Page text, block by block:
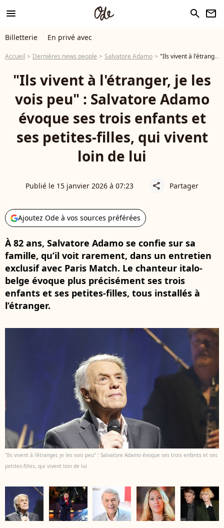
menu search newsletter
Billetterie En privé avec
Accueil Dernières news people Salvatore Adamo "Ils vivent à l'étranger, je les vois peu" : Salvatore Adamo évoque ses trois enfants et ses petites-filles, qui vivent loin de lui
"Ils vivent à l'étranger, je les
vois peu" : Salvatore Adamo
évoque ses trois enfants et
ses petites-filles, qui vivent
loin de lui
Publié le 15 janvier 2026 à 07:23 share Partager
Ajoutez Ode à vos sources préférées
À 82 ans, Salvatore Adamo se confie sur sa
famille, qu’il voit rarement, dans un entretien
exclusif avec Paris Match. Le chanteur italo-
belge évoque plus précisément ses trois
enfants et ses petites-filles, tous installés à
l’étranger.
"Ils vivent à l'étranger, je les vois peu" : Salvatore Adamo évoque ses trois enfants et ses
petites-filles, qui vivent loin de lui